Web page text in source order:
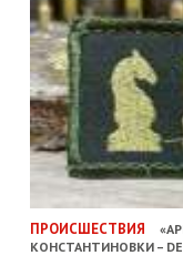
ПРОИСШЕСТВИЯ
КОНСТАНТИНОВКИ –